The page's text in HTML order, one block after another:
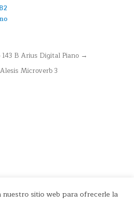
143 B Arius Digital Piano →
Microverb 3
de Amazon y cuenta con enlaces
sitio web para ofrecerle la